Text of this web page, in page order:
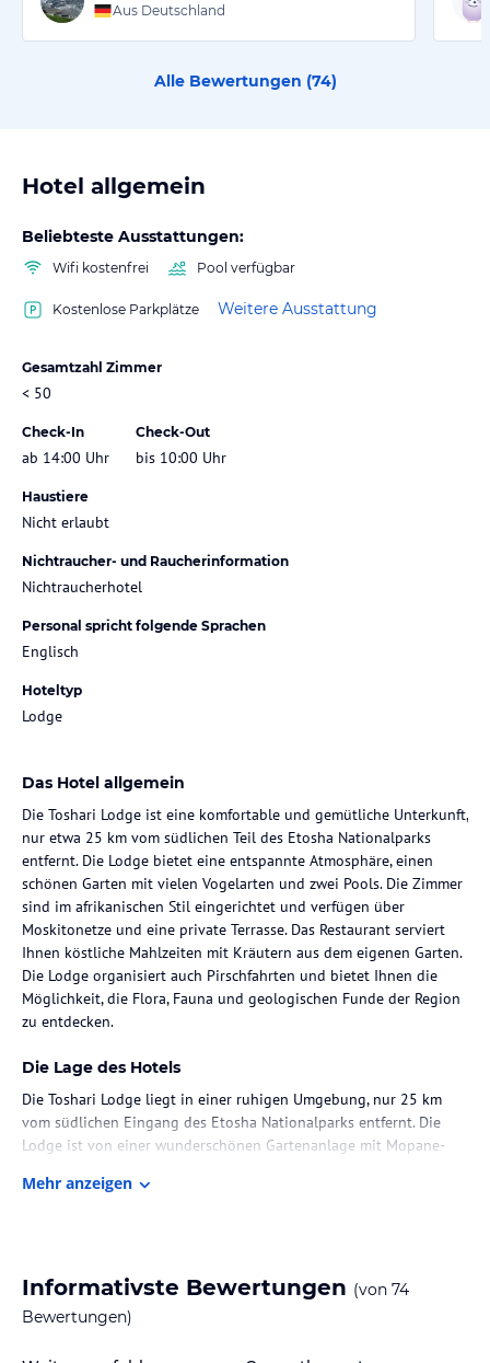
Aus Deutschland
Alle Bewertungen (74)
Hotel allgemein
Beliebteste Ausstattungen:
Wifi kostenfrei Pool verfügbar
Kostenlose Parkplätze Weitere Ausstattung
Gesamtzahl Zimmer
< 50
Check-In
ab 14:00 Uhr
Check-Out
bis 10:00 Uhr
Haustiere
Nicht erlaubt
Nichtraucher- und Raucherinformation
Nichtraucherhotel
Personal spricht folgende Sprachen
Englisch
Hoteltyp
Lodge
Das Hotel allgemein
Die Toshari Lodge ist eine komfortable und gemütliche Unterkunft,
nur etwa 25 km vom südlichen Teil des Etosha Nationalparks
entfernt. Die Lodge bietet eine entspannte Atmosphäre, einen
schönen Garten mit vielen Vogelarten und zwei Pools. Die Zimmer
sind im afrikanischen Stil eingerichtet und verfügen über
Moskitonetze und eine private Terrasse. Das Restaurant serviert
Ihnen köstliche Mahlzeiten mit Kräutern aus dem eigenen Garten.
Die Lodge organisiert auch Pirschfahrten und bietet Ihnen die
Möglichkeit, die Flora, Fauna und geologischen Funde der Region
zu entdecken.
Die Lage des Hotels
Die Toshari Lodge liegt in einer ruhigen Umgebung, nur 25 km
vom südlichen Eingang des Etosha Nationalparks entfernt. Die
Lodge ist von einer wunderschönen Gartenanlage mit Mopane-
Von hier aus können Sie die Flora, Fauna und geologischen Funde
besuchen.
Zimmer / Unterbringung im Hotel
Mehr anzeigen
Informativste Bewertungen (von 74
Bewertungen)